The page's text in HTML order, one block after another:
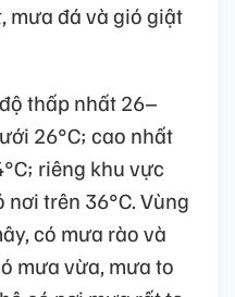
mưa đá và gió giật
thấp nhất 26–
26°C; cao nhất
riêng khu vực
trên 36°C. Vùng
có mưa rào và
mưa vừa, mưa to